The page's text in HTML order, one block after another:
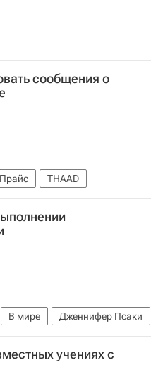
сообщения о
THAAD
В мире Дженнифер Псаки
учениях с